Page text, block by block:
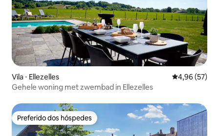
Vila ⋅ Ellezelles 4,96 de uma
4,96 (57)
Gehele woning met zwembad in Ellezelles
Preferido dos hóspedes
Preferido dos hóspedes